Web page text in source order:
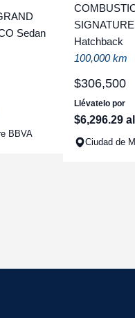
Sedan
BBVA
Hatchback
100,000 km
$306,500
Llévatelo por
$6,296.29
Ciudad de